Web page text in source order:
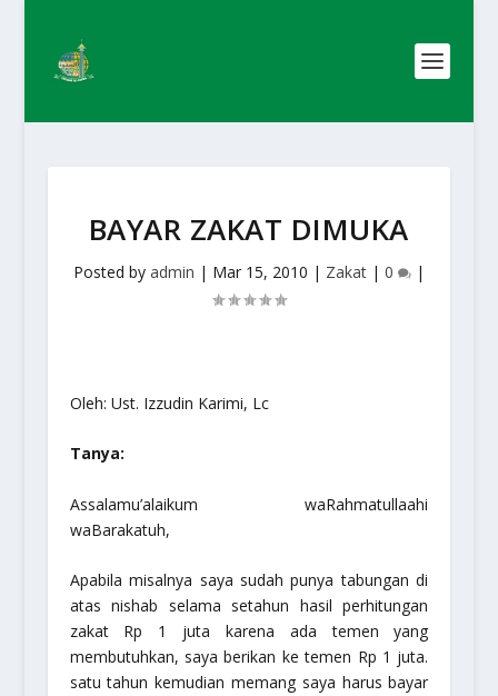
BAYAR ZAKAT DIMUKA
Posted by admin | Mar 15, 2010 | Zakat| 0 |
Oleh: Ust. Izzudin Karimi, Lc
Tanya:
Assalamu’alaikum waRahmatullaahi
waBarakatuh,
Apabila misalnya saya sudah punya tabungan di
atas nishab selama setahun hasil perhitungan
zakat Rp 1 juta karena ada temen yang
membutuhkan, saya berikan ke temen Rp 1 juta.
satu tahun kemudian memang saya harus bayar